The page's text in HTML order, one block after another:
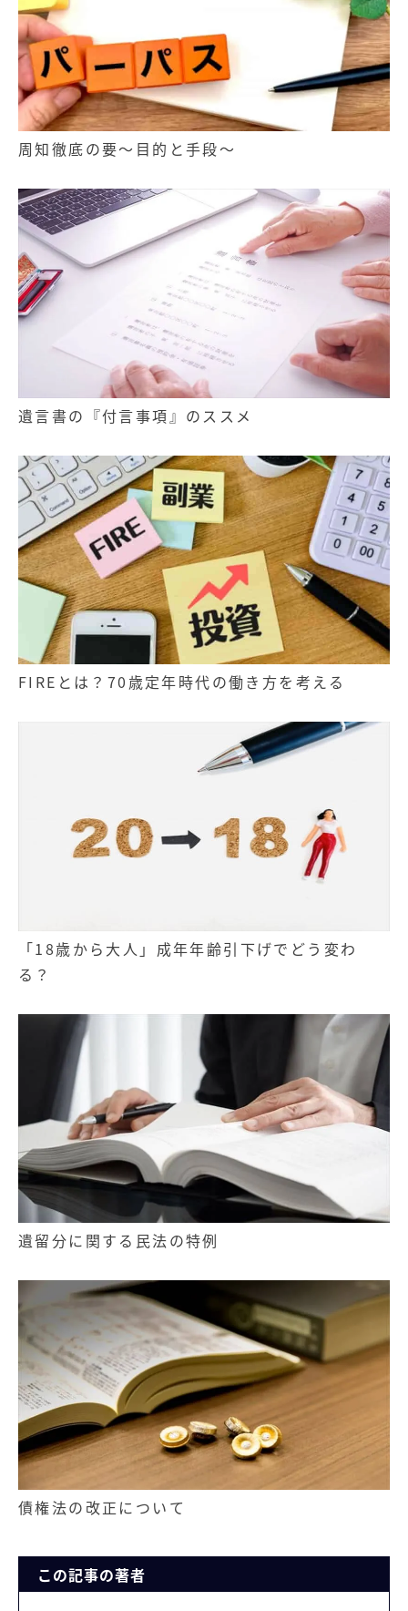
周知徹底の要～目的と手段～
遺言書の『付言事項』のススメ
FIREとは？70歳定年時代の働き方を考える
「18歳から大人」成年年齢引下げでどう変わ
る？
遺留分に関する民法の特例
債権法の改正について
この記事の著者